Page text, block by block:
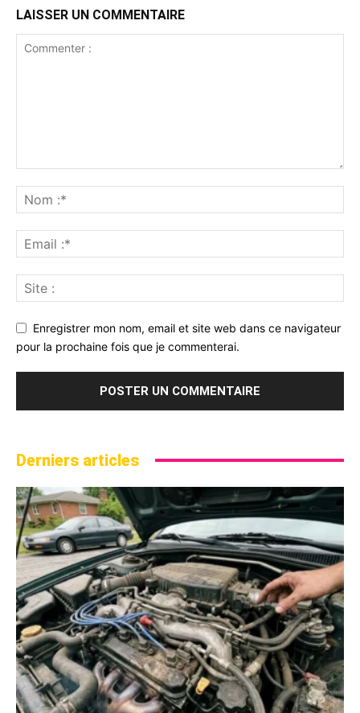
LAISSER UN COMMENTAIRE
Enregistrer mon nom, email et site web dans ce navigateur
pour la prochaine fois que je commenterai.
Derniers articles